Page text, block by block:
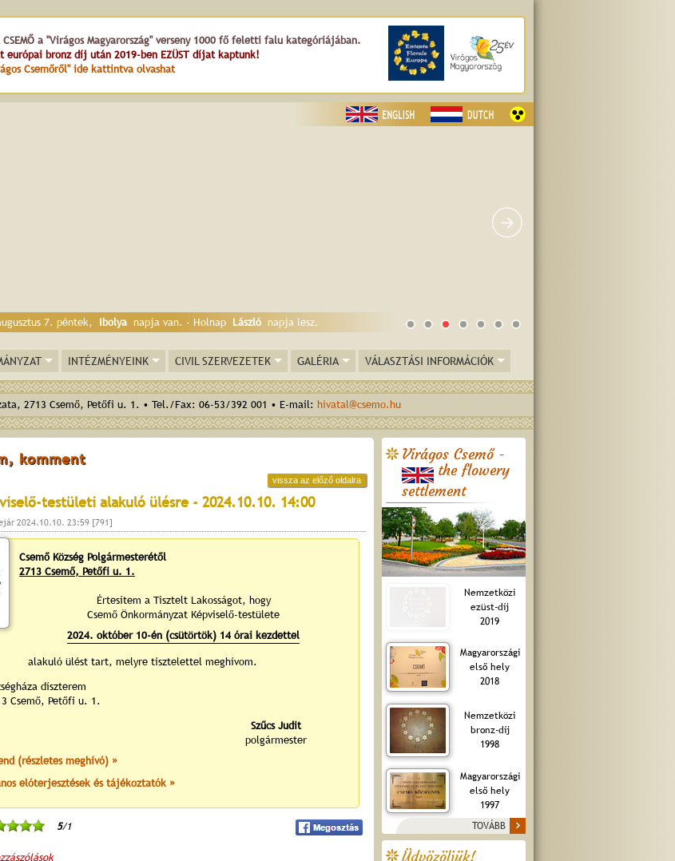
a "Virágos Magyarország" verseny 1000 fő feletti falu kategóriájában.
európai bronz díj után 2019-ben EZÜST díjat kaptunk!
Csemőről" ide kattintva olvashat
7. péntek, Ibolya napja van. - Holnap László napja lesz.
INTÉZMÉNYEINK CIVIL SZERVEZETEK GALÉRIA VÁLASZTÁSI INFORMÁCIÓK
2713 Csemő, Petőfi u. 1. • Tel./Fax: 06-53/392 001 • E-mail: hivatal@csemo.hu
komment
vissza az előző oldalra
testületi alakuló ülésre - 2024.10.10. 14:00
2024.10.10. 23:59 [791]
Csemő Község Polgármesterétől
2713 Csemő, Petőfi u. 1.
Értesítem a Tisztelt Lakosságot, hogy
Csemő Önkormányzat Képviselő-testülete
2024. október 10-én (csütörtök) 14 órai kezdettel
alakuló ülést tart, melyre tisztelettel meghívom.
díszterem
Csemő, Petőfi u. 1.
Szűcs Judit
polgármester
(részletes meghívó) »
elóterjesztések és tájékoztatók »
5/1
Virágos Csemő -
the flowery
settlement
Nemzetközi
ezüst-díj
2019
Magyarországi
első hely
2018
Nemzetközi
bronz-díj
1998
Magyarországi
első hely
1997
TOVÁBB
Üdvözöljük!